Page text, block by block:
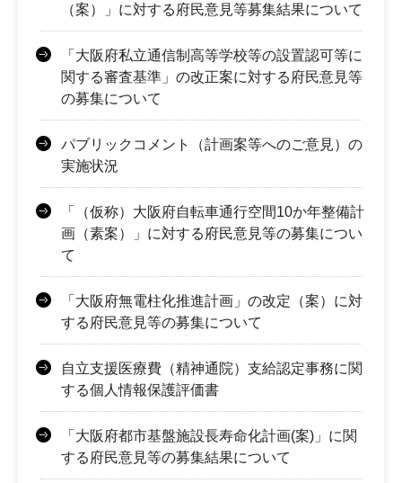
（案）」に対する府民意見等募集結果について
「大阪府私立通信制高等学校等の設置認可等に
関する審査基準」の改正案に対する府民意見等
の募集について
パブリックコメント（計画案等へのご意見）の
実施状況
「（仮称）大阪府自転車通行空間10か年整備計
画（素案）」に対する府民意見等の募集につい
て
「大阪府無電柱化推進計画」の改定（案）に対
する府民意見等の募集について
自立支援医療費（精神通院）支給認定事務に関
する個人情報保護評価書
「大阪府都市基盤施設長寿命化計画(案)」に関
する府民意見等の募集結果について